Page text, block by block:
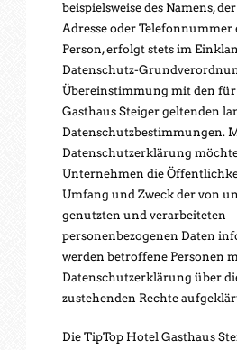
beispielsweise des Namens,
Adresse oder
Person, erfolgt stets im
Datenschutz-
Übereinstimmung mit den für
Gasthaus Steiger geltenden
Datenschutzbestimmungen.
Datenschutzerklärung
Unternehmen die
Umfang und Zweck der von
genutzten und verarbeiteten
personenbezogenen Daten
werden betroffene Personen
Datenschutzerklärung über
zustehenden Rechte
Die TipTop Hotel Gasthaus